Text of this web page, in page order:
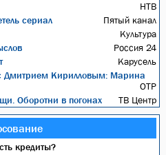
НТВ
сериал Пятый канал
Культура
Россия 24
Карусель
Дмитрием Кирилловым: Марина
ОТР
Оборотни в погонах ТВ Центр
кредиты?